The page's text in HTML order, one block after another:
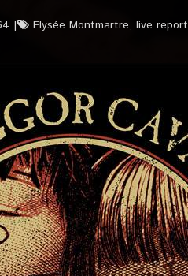
Elysée Montmartre, live report